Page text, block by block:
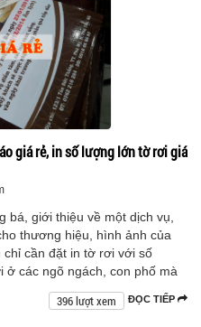
giá rẻ, in số lượng lớn tờ rơi giá
bá, giới thiệu về một dịch vụ,
thương hiệu, hình ảnh của
chỉ cần đặt in tờ rơi với số
các ngõ ngách, con phố mà
ĐỌC TIẾP
396 lượt xem